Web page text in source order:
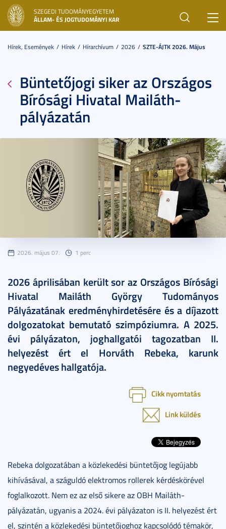
SZEGEDI TUDOMÁNYEGYETEM
ÁLLAM- ÉS JOGTUDOMÁNYI KAR
Hírek, Események Hírek Hírarchívum 2026 SZTE-ÁJTK 2026. Május
Büntetőjogi siker az Országos
Bírósági Hivatal Mailáth-
pályázatán
2026. május 07. 1 perc
2026 áprilisában került sor az Országos Bírósági
Hivatal Mailáth György Tudományos
Pályázatának eredményhirdetésére és a díjazott
dolgozatokat bemutató szimpóziumra. A 2025.
évi pályázaton, joghallgatói tagozatban II.
helyezést ért el Horváth Rebeka, karunk
negyedéves hallgatója.
Cikk nyomtatás
Link küldés
Rebeka dolgozatában a közlekedési büntetőjog legújabb
kihívásával, a száguldó elektromos rollerek kérdéskörével
foglalkozott. Nem ez az első sikere az OBH Mailáth-
pályázatán, ugyanis a 2024. évi pályázaton is II. helyezést ért
el, szintén a közlekedési büntetőjoghoz kapcsolódó témakör,